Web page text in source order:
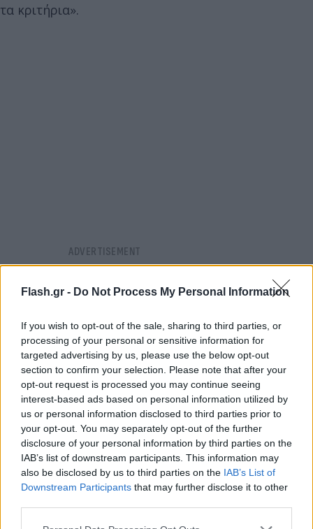
Flash.gr - Do Not Process My Personal Information
If you wish to opt-out of the sale, sharing to third parties, or
processing of your personal or sensitive information for
targeted advertising by us, please use the below opt-out
section to confirm your selection. Please note that after your
opt-out request is processed you may continue seeing
interest-based ads based on personal information utilized by
us or personal information disclosed to third parties prior to
your opt-out. You may separately opt-out of the further
disclosure of your personal information by third parties on the
IAB’s list of downstream participants. This information may
also be disclosed by us to third parties on the IAB’s List of
Downstream Participants that may further disclose it to other
Please note that this website/app uses one or more Google
τα κριτήρια».
Η ανάρτηση της Έλενας Ακρίτα:
Πρόεδρε του ΣΥΡΙΖΑ-ΠΣ, αγαπητέ Στέφανε. Στην